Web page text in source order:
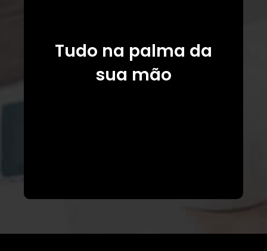
Tudo na palma da
sua mão